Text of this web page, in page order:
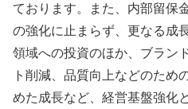
ております。また、内部留保
の強化に止まらず、更なる成
領域への投資のほか、ブラン
ト削減、品質向上などのため
めた成長など、経営基盤強化